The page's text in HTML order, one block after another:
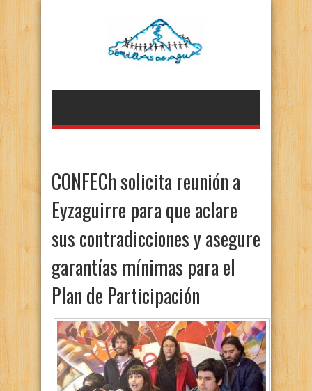
CONFECh solicita reunión a
Eyzaguirre para que aclare
sus contradicciones y asegure
garantías mínimas para el
Plan de Participación